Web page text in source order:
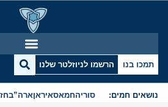
תמכו בנו הרשמו לניוזלטר שלנו
נושאים חמים: סוריהחמאסאיראןארה”ב